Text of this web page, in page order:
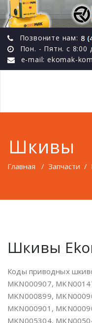
Позвоните нам:
Пон. - Пятн. с 8:00
e-mail: ekomak-
Шкивы
Главная / Запчасти /
Шкивы
Коды приводных
MKN000907,
MKN000899,
MKN000901,
MKN005304,